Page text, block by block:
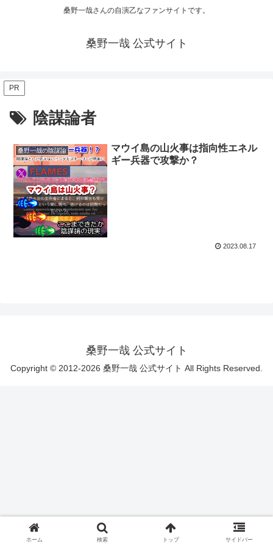
桑野一哉さんの自演乙なファンサイトです。
桑野一哉 公式サイト
PR
陰謀論者
桑野一哉の陰謀論
マウイ島の山火事は指向性エネル
ギー兵器で攻撃か？
2023.08.17
桑野一哉 公式サイト
Copyright © 2012-2026 桑野一哉 公式サイト All Rights Reserved.
ホーム 検索 トップ サイドバー